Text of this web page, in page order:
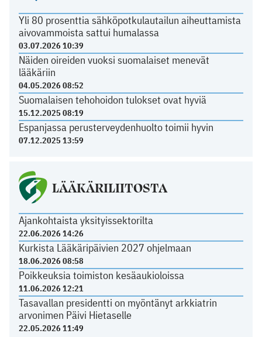
Yli 80 prosenttia sähköpotkulautailun aiheuttamista
aivovammoista sattui humalassa
03.07.2026 10:39
Näiden oireiden vuoksi suomalaiset menevät
lääkäriin
04.05.2026 08:52
Suomalaisen tehohoidon tulokset ovat hyviä
15.12.2025 08:19
Espanjassa perusterveydenhuolto toimii hyvin
07.12.2025 13:59
LÄÄKÄRILIITOSTA
Ajankohtaista yksityissektorilta
22.06.2026 14:26
Kurkista Lääkäripäivien 2027 ohjelmaan
18.06.2026 08:58
Poikkeuksia toimiston kesäaukioloissa
11.06.2026 12:21
Tasavallan presidentti on myöntänyt arkkiatrin
arvonimen Päivi Hietaselle
22.05.2026 11:49